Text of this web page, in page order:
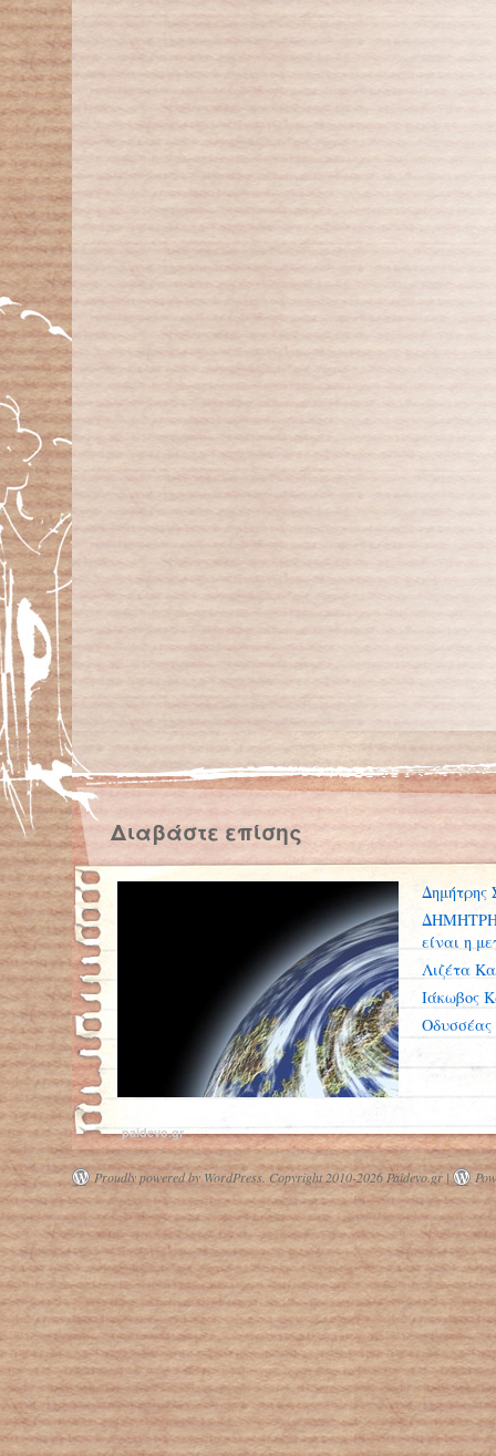
Διαβάστε επίσης
Επιστήμονες για το κλίμα: Δεν
γίνεται ο πλανήτης να περιμένει το
τέλος της πανδημίας για να δράσει
Δημήτρης
είναι η
Λιζέτα
Ιάκωβος
paidevo.gr
Proudly powered by WordPress. Copyright 2010-2026 Paidevo.gr |